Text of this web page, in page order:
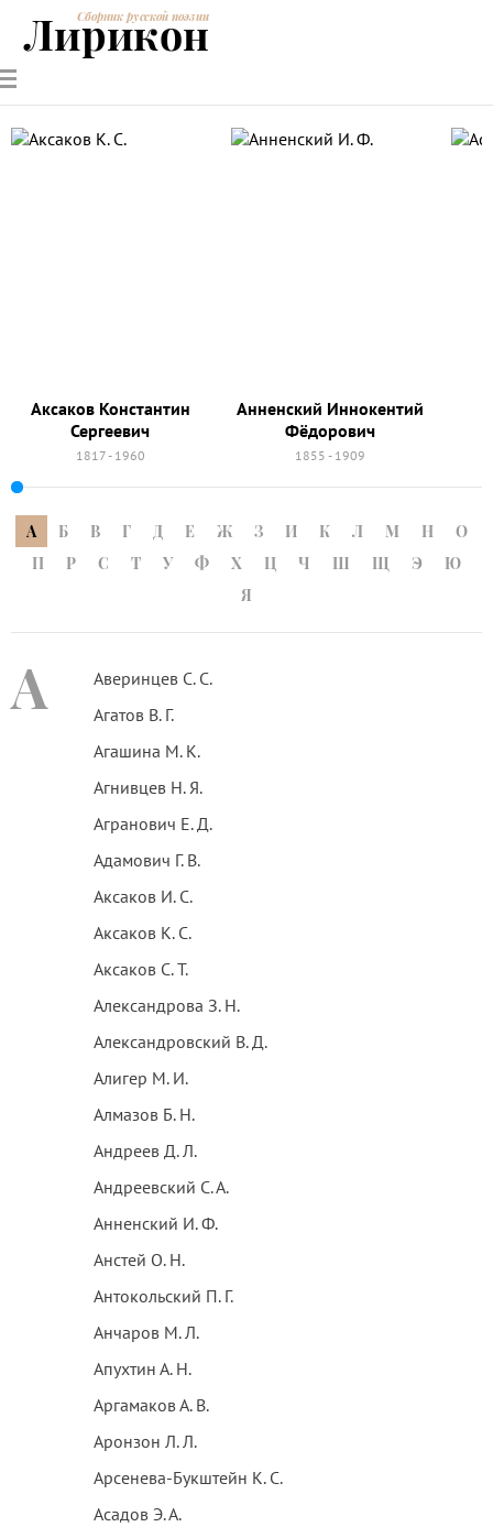
РУССКИЕ
ПОЭТЫ
СОВРЕМЕННИКИЭНЦИКЛОПЕДИЯ
ПОЭЗИИ
Сборник русской поэзии
Лирикон
Аксаков Константин
Сергеевич
1817 - 1960
Анненский Иннокентий
Фёдорович
1855 - 1909
А Б В Г Д Е Ж З И К Л М Н
О
П
Р С Т У Ф Х Ц Ч Ш Щ Э
Ю
Я
А
Аверинцев С. С.
Агатов В. Г.
Агашина М. К.
Агнивцев Н. Я.
Агранович Е. Д.
Адамович Г. В.
Аксаков И. С.
Аксаков К. С.
Аксаков С. Т.
Александрова З. Н.
Александровский В. Д.
Алигер М. И.
Алмазов Б. Н.
Андреев Д. Л.
Андреевский С. А.
Анненский И. Ф.
Анстей О. Н.
Антокольский П. Г.
Анчаров М. Л.
Апухтин А. Н.
Аргамаков А. В.
Аронзон Л. Л.
Арсенева-Букштейн К. С.
Асадов Э. А.